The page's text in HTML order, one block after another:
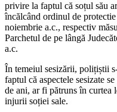
privire la faptul că soțul său
încălcând ordinul de
noiembrie a.c., respectiv
Parchetul de pe lângă
a.c.
În temeiul sesizării, polițiștii
faptul că aspectele sesizate
de ani, ar fi pătruns în curtea
injurii soției sale.